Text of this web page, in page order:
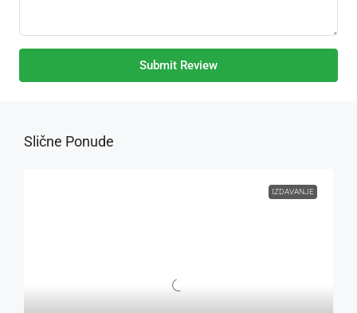
Submit Review
Slične Ponude
IZDAVANJE